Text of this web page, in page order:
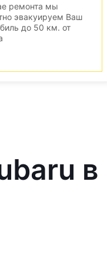
ремонта мы
эвакуируем Ваш
до 50 км. от